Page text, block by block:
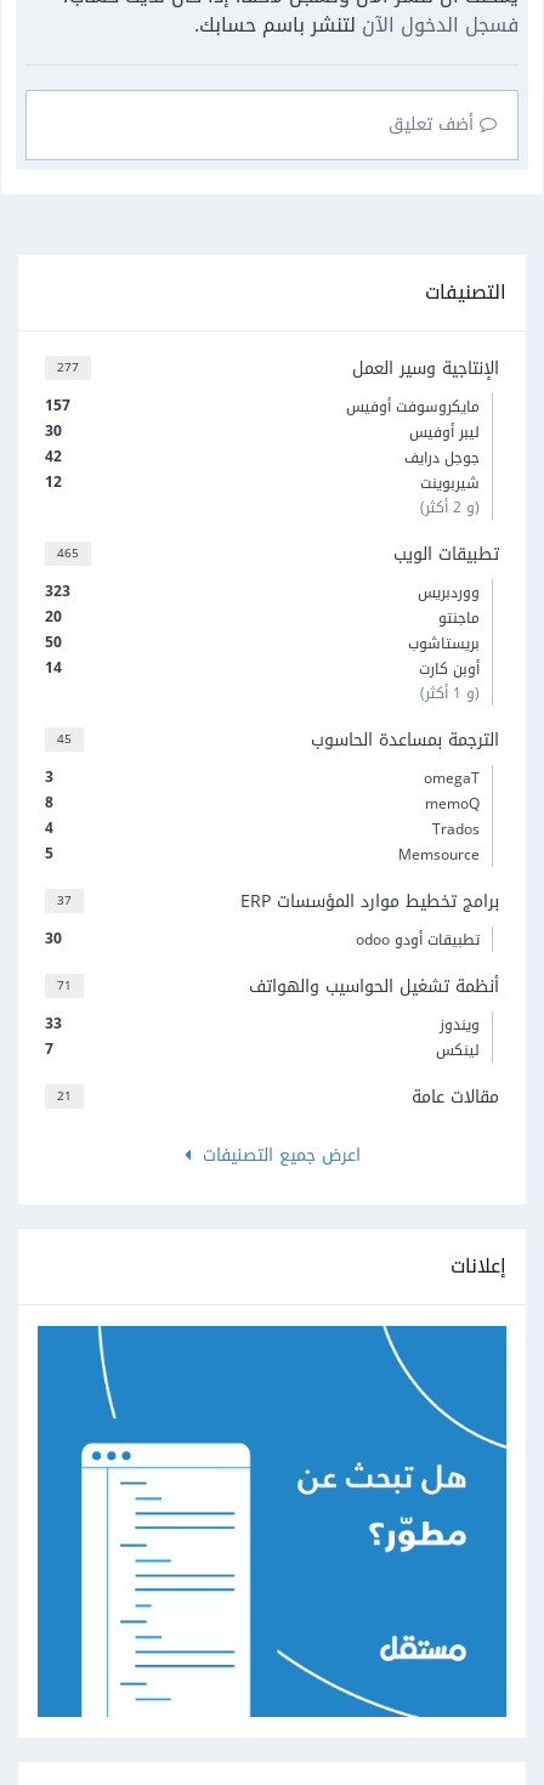
فسجل الدخول الآن لتنشر باسم حسابك.
أضف تعليق
التصنيفات
277 الإنتاجية وسير العمل
157
مايكروسوفت أوفيس
30
ليبر أوفيس
42
جوجل درايف
12
شيربوينت
(و 2 أكثر)
465 تطبيقات الويب
323
ووردبريس
20
ماجنتو
50
بريستاشوب
14
أوبن كارت
(و 1 أكثر)
45 الترجمة بمساعدة الحاسوب
3
omegaT
8
memoQ
4
Trados
5
Memsource
37 برامج تخطيط موارد المؤسسات ERP
30 تطبيقات أودو odoo
71 أنظمة تشغيل الحواسيب والهواتف
33
ويندوز
7
لينكس
21
مقالات عامة
اعرض جميع التصنيفات
إعلانات